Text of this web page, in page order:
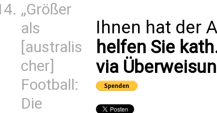
„Größer
als
[australis
cher]
Football:
Die
Ihnen hat der
helfen Sie
via